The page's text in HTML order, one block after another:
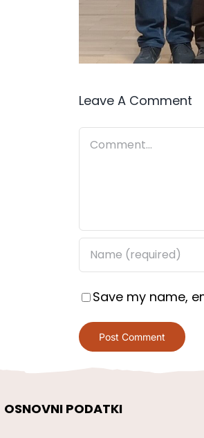
Leave A Comment
Comment
Save my name,
OSNOVNI PODATKI